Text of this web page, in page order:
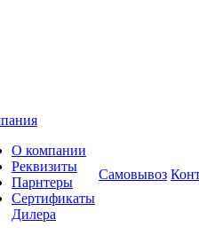
О компании
Реквизиты
Парнтеры
Сертификаты
Дилера
Самовывоз